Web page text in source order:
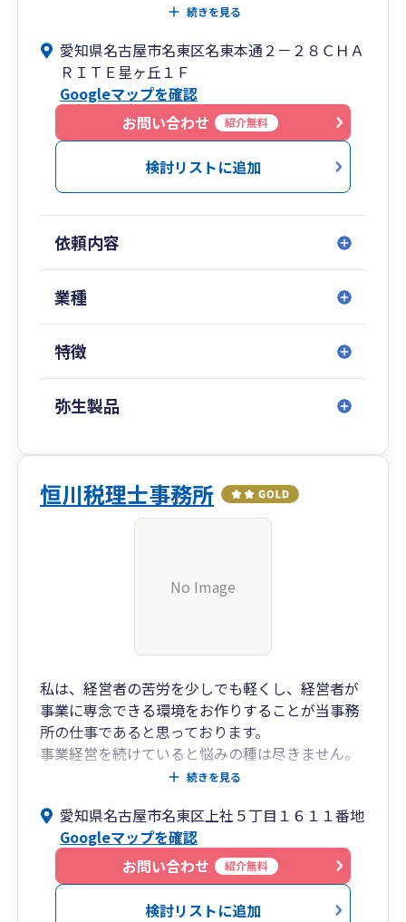
承・節税対策・記帳代行・法人成りなど様々な税
務のお手伝いをいたします。
■■サラリーマン出身だからこそ■■
士業にありがちな高圧的・横柄な態度。不満に思
ったことはございませんか？
当事務所の税理士はサラリーマン出身。
早川会計事務所は親しみやすく話しやすい税理士
を目指しております。
ご安心してどうぞお気軽にご相談ください。
契約内容により報酬は異なってきますが、お客様
のご負担が年内で大きく変動しないようになるべ
く毎月同額にて報酬を設定しております。（決算
続きを見る
愛知県名古屋市名東区名東本通２－２８ＣＨＡ
ＲＩＴＥ星ヶ丘１Ｆ
Googleマップを確認
お問い合わせ
紹介無料
検討リストに追加
依頼内容
業種
特徴
弥生製品
恒川税理士事務所
No Image
私は、経営者の苦労を少しでも軽くし、経営者が
事業に専念できる環境をお作りすることが当事務
所の仕事であると思っております。
事業経営を続けていると悩みの種は尽きません。
当事務所は、お客様にとって、何かあったら、い
ーのような存在になることを目指しております。
続きを見る
愛知県名古屋市名東区上社５丁目１６１１番地
Googleマップを確認
お問い合わせ
紹介無料
検討リストに追加